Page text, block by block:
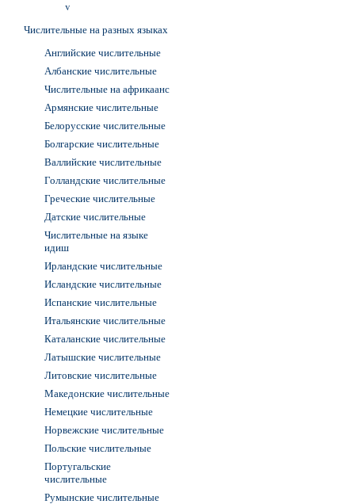
v
Числительные на разных языках
Английские числительные
Албанские числительные
Числительные на африкаанс
Армянские числительные
Белорусские числительные
Болгарские числительные
Валлийские числительные
Голландские числительные
Греческие числительные
Датские числительные
Числительные на языке
идиш
Ирландские числительные
Исландские числительные
Испанские числительные
Итальянские числительные
Каталанские числительные
Латышские числительные
Литовские числительные
Македонские числительные
Немецкие числительные
Норвежские числительные
Польские числительные
Португальские
числительные
Румынские числительные